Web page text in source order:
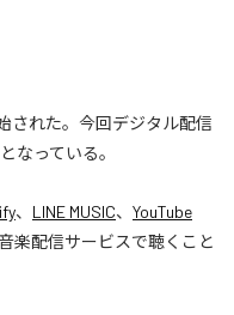
始された。今回デジタル配信
なっている。
、 LINE MUSIC、 YouTube
楽配信サービスで聴くこと